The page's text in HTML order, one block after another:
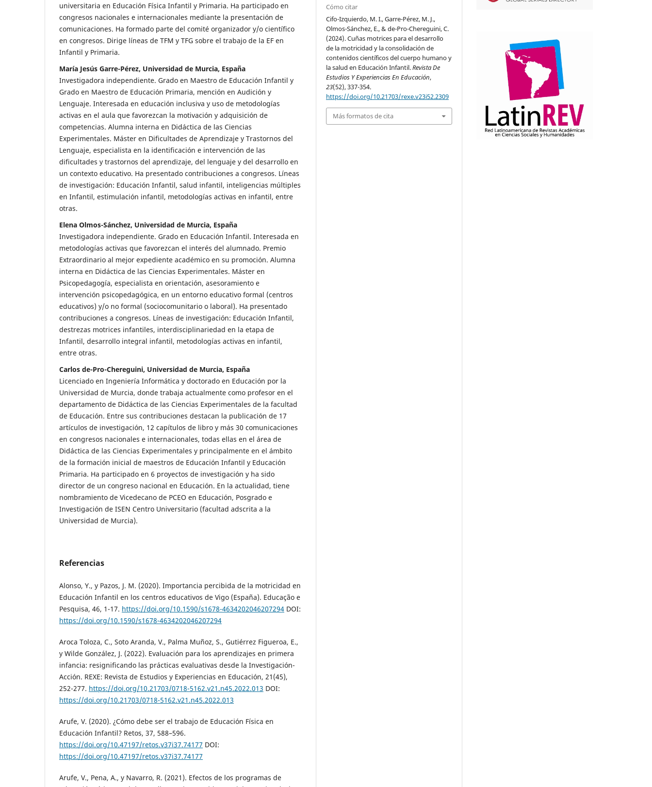
universitaria en Educación Física Infantil y Primaria. Ha participado en
congresos nacionales e internacionales mediante la presentación de
comunicaciones. Ha formado parte del comité organizador y/o científico
en congresos. Dirige líneas de TFM y TFG sobre el trabajo de la EF en
Infantil y Primaria.
María Jesús Garre-Pérez, Universidad de Murcia, España
Investigadora independiente. Grado en Maestro de Educación Infantil y
Grado en Maestro de Educación Primaria, mención en Audición y
Lenguaje. Interesada en educación inclusiva y uso de metodologías
activas en el aula que favorezcan la motivación y adquisición de
competencias. Alumna interna en Didáctica de las Ciencias
Experimentales. Máster en Dificultades de Aprendizaje y Trastornos del
Lenguaje, especialista en la identificación e intervención de las
dificultades y trastornos del aprendizaje, del lenguaje y del desarrollo en
un contexto educativo. Ha presentado contribuciones a congresos. Líneas
de investigación: Educación Infantil, salud infantil, inteligencias múltiples
en Infantil, estimulación infantil, metodologías activas en infantil, entre
otras.
Elena Olmos-Sánchez, Universidad de Murcia, España
Investigadora independiente. Grado en Educación Infantil. Interesada en
metodologías activas que favorezcan el interés del alumnado. Premio
Extraordinario al mejor expediente académico en su promoción. Alumna
interna en Didáctica de las Ciencias Experimentales. Máster en
Psicopedagogía, especialista en orientación, asesoramiento e
intervención psicopedagógica, en un entorno educativo formal (centros
educativos) y/o no formal (sociocomunitario o laboral). Ha presentado
contribuciones a congresos. Líneas de investigación: Educación Infantil,
destrezas motrices infantiles, interdisciplinariedad en la etapa de
Infantil, desarrollo integral infantil, metodologías activas en infantil,
entre otras.
Carlos de-Pro-Chereguini, Universidad de Murcia, España
Licenciado en Ingeniería Informática y doctorado en Educación por la
Universidad de Murcia, donde trabaja actualmente como profesor en el
departamento de Didáctica de las Ciencias Experimentales de la facultad
de Educación. Entre sus contribuciones destacan la publicación de 17
artículos de investigación, 12 capítulos de libro y más 30 comunicaciones
en congresos nacionales e internacionales, todas ellas en el área de
Didáctica de las Ciencias Experimentales y principalmente en el ámbito
de la formación inicial de maestros de Educación Infantil y Educación
Primaria. Ha participado en 6 proyectos de investigación y ha sido
director de un congreso nacional en Educación. En la actualidad, tiene
nombramiento de Vicedecano de PCEO en Educación, Posgrado e
Investigación de ISEN Centro Universitario (facultad adscrita a la
Universidad de Murcia).
Referencias
Alonso, Y., y Pazos, J. M. (2020). Importancia percibida de la motricidad en
Educación Infantil en los centros educativos de Vigo (España). Educação e
Pesquisa, 46, 1-17. https://doi.org/10.1590/s1678-4634202046207294 DOI:
https://doi.org/10.1590/s1678-4634202046207294
Aroca Toloza, C., Soto Aranda, V., Palma Muñoz, S., Gutiérrez Figueroa, E.,
y Wilde González, J. (2022). Evaluación para los aprendizajes en primera
infancia: resignificando las prácticas evaluativas desde la Investigación-
Acción. REXE: Revista de Estudios y Experiencias en Educación, 21(45),
252-277. https://doi.org/10.21703/0718-5162.v21.n45.2022.013 DOI:
https://doi.org/10.21703/0718-5162.v21.n45.2022.013
Arufe, V. (2020). ¿Cómo debe ser el trabajo de Educación Física en
Educación Infantil? Retos, 37, 588–596.
https://doi.org/10.47197/retos.v37i37.74177 DOI:
https://doi.org/10.47197/retos.v37i37.74177
Arufe, V., Pena, A., y Navarro, R. (2021). Efectos de los programas de
Cómo citar
Cifo-Izquierdo, M. I., Garre-Pérez, M. J.,
Olmos-Sánchez, E., & de-Pro-Chereguini, C.
(2024). Cuñas motrices para el desarrollo
de la motricidad y la consolidación de
contenidos científicos del cuerpo humano y
la salud en Educación Infantil.Revista De
Estudios Y Experiencias En Educación,
23(52), 337-354.
https://doi.org/10.21703/rexe.v23i52.2309
Más formatos de cita